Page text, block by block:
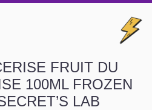
FRUIT DU
100ML FROZEN
LAB